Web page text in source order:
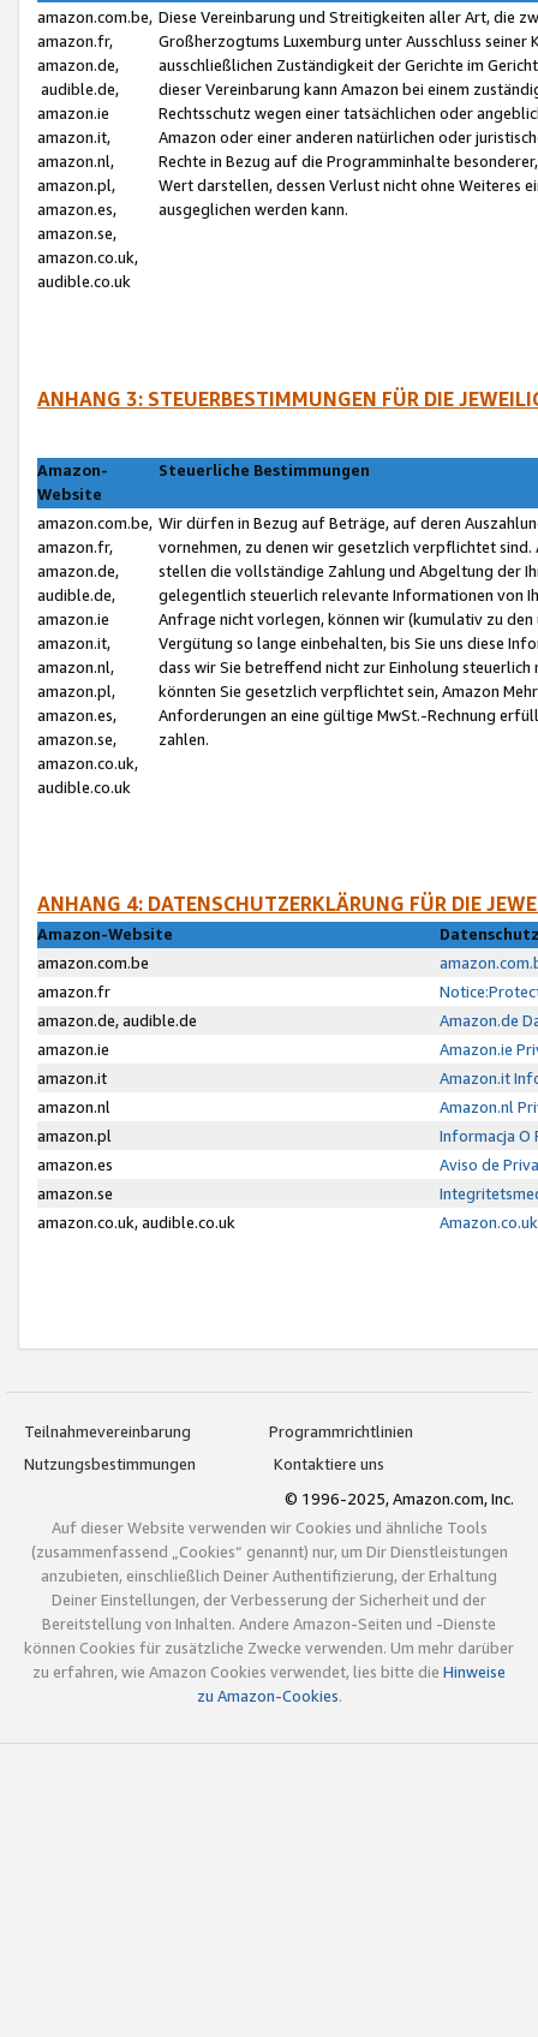
amazon.com.be,
amazon.fr,
amazon.de,
audible.de,
amazon.ie
amazon.it,
amazon.nl,
amazon.pl,
amazon.es,
amazon.se,
amazon.co.uk,
audible.co.uk
Diese Vereinbarung und Streitigkeiten aller Art, die
Großherzogtums Luxemburg unter Ausschluss
ausschließlichen Zuständigkeit der Gerichte im
dieser Vereinbarung kann Amazon bei einem
Rechtsschutz wegen einer tatsächlichen oder
Amazon oder einer anderen natürlichen oder
Rechte in Bezug auf die Programminhalte
Wert darstellen, dessen Verlust nicht ohne Weiteres
ausgeglichen werden kann.
ANHANG 3: STEUERBESTIMMUNGEN FÜR DIE
Amazon-
Website
Steuerliche Bestimmungen
amazon.com.be,
amazon.fr,
amazon.de,
audible.de,
amazon.ie
amazon.it,
amazon.nl,
amazon.pl,
amazon.es,
amazon.se,
amazon.co.uk,
audible.co.uk
Wir dürfen in Bezug auf Beträge, auf deren
vornehmen, zu denen wir gesetzlich verpflichtet
stellen die vollständige Zahlung und Abgeltung der
gelegentlich steuerlich relevante Informationen von
Anfrage nicht vorlegen, können wir (kumulativ zu
Vergütung so lange einbehalten, bis Sie uns diese
dass wir Sie betreffend nicht zur Einholung
könnten Sie gesetzlich verpflichtet sein, Amazon
Anforderungen an eine gültige MwSt.-Rechnung
zahlen.
ANHANG 4: DATENSCHUTZERKLÄRUNG FÜR DIE
Amazon-Website
amazon.com.be
amazon.fr
amazon.de, audible.de
Amazon.de
amazon.ie
Amazon.ie
amazon.it
Amazon.it
amazon.nl
Amazon.nl
amazon.pl
Informacja O
amazon.es
Aviso de
amazon.se
amazon.co.uk, audible.co.uk
Teilnahmevereinbarung
Programmrichtlinien
Nutzungsbestimmungen
Kontaktiere uns
© 1996-2025, Amazon.com, Inc.
Auf dieser Website verwenden wir Cookies und ähnliche Tools
(zusammenfassend „Cookies“ genannt) nur, um Dir Dienstleistungen
anzubieten, einschließlich Deiner Authentifizierung, der Erhaltung
Deiner Einstellungen, der Verbesserung der Sicherheit und der
Bereitstellung von Inhalten. Andere Amazon-Seiten und -Dienste
können Cookies für zusätzliche Zwecke verwenden. Um mehr darüber
zu erfahren, wie Amazon Cookies verwendet, lies bitte die Hinweise
zu Amazon-Cookies.